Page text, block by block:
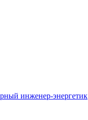
инженер-энергетик